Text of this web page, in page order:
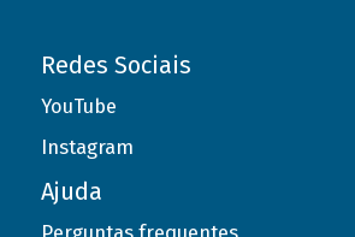
Redes Sociais
YouTube
Instagram
Ajuda
Perguntas frequentes